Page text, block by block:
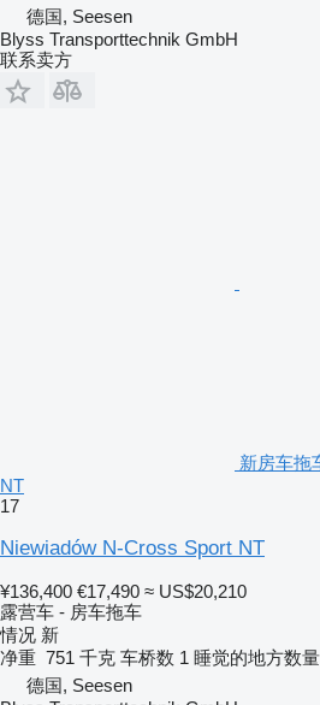
德国, Seesen
Blyss Transporttechnik GmbH
联系卖方
新房车拖
NT
17
Niewiadów N-Cross Sport NT
¥136,400 €17,490 ≈ US$20,210
露营车 - 房车拖车
情况 新
净重 751 千克 车桥数 1 睡觉的地方数量
德国, Seesen